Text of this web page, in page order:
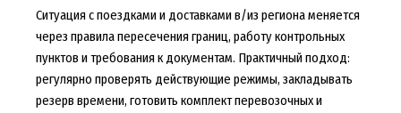
Ситуация с поездками и доставками в/из региона меняется
через правила пересечения границ, работу контрольных
пунктов и требования к документам. Практичный подход:
регулярно проверять действующие режимы, закладывать
резерв времени, готовить комплект перевозочных и